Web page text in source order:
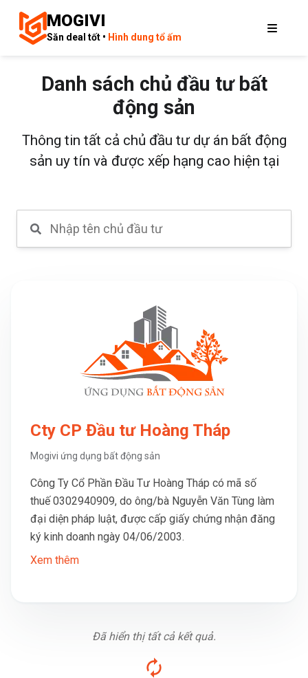
MOGIVI
Săn deal tốt • Hình dung tổ ấm
Danh sách chủ đầu tư bất
động sản
Thông tin tất cả chủ đầu tư dự án bất động
sản uy tín và được xếp hạng cao hiện tại
Cty CP Đầu tư Hoàng Tháp
Mogivi ứng dụng bất động sản
Công Ty Cổ Phần Đầu Tư Hoàng Tháp có mã số
thuế 0302940909, do ông/bà Nguyễn Văn Tùng làm
đại diện pháp luật, được cấp giấy chứng nhận đăng
ký kinh doanh ngày 04/06/2003.
Xem thêm
Đã hiển thị tất cả kết quả.